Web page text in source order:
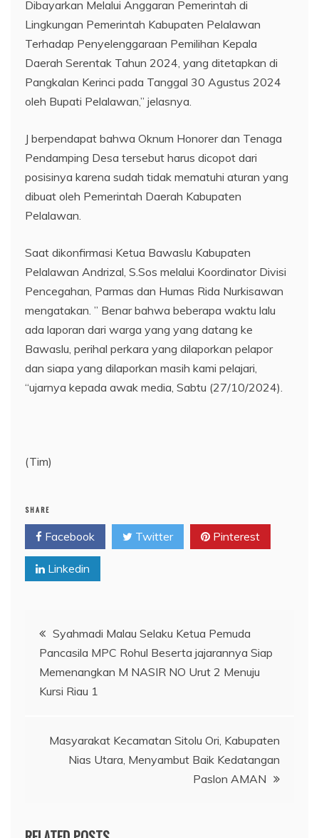
Dibayarkan Melalui Anggaran Pemerintah di
Lingkungan Pemerintah Kabupaten Pelalawan
Terhadap Penyelenggaraan Pemilihan Kepala
Daerah Serentak Tahun 2024, yang ditetapkan di
Pangkalan Kerinci pada Tanggal 30 Agustus 2024
oleh Bupati Pelalawan,” jelasnya.
J berpendapat bahwa Oknum Honorer dan Tenaga
Pendamping Desa tersebut harus dicopot dari
posisinya karena sudah tidak mematuhi aturan yang
dibuat oleh Pemerintah Daerah Kabupaten
Pelalawan.
Saat dikonfirmasi Ketua Bawaslu Kabupaten
Pelalawan Andrizal, S.Sos melalui Koordinator Divisi
Pencegahan, Parmas dan Humas Rida Nurkisawan
mengatakan. ” Benar bahwa beberapa waktu lalu
ada laporan dari warga yang yang datang ke
Bawaslu, perihal perkara yang dilaporkan pelapor
dan siapa yang dilaporkan masih kami pelajari,
“ujarnya kepada awak media, Sabtu (27/10/2024).
(Tim)
SHARE
Facebook Twitter Pinterest
Linkedin
Navigasi
pos
Syahmadi Malau Selaku Ketua Pemuda
Pancasila MPC Rohul Beserta jajarannya Siap
Memenangkan M NASIR NO Urut 2 Menuju
Kursi Riau 1
Masyarakat Kecamatan Sitolu Ori, Kabupaten
Nias Utara, Menyambut Baik Kedatangan
Paslon AMAN